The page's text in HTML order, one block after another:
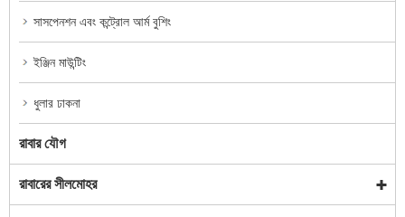
সাসপেনশন এবং কন্ট্রোল আর্ম বুশিং
ইঞ্জিন মাউন্টিং
ধুলার ঢাকনা
রাবার যৌগ
রাবারের সীলমোহর